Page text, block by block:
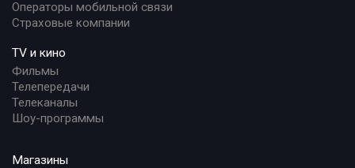
Операторы мобильной связи
Страховые компании
TV и кино
Фильмы
Телепередачи
Телеканалы
Шоу-программы
Магазины